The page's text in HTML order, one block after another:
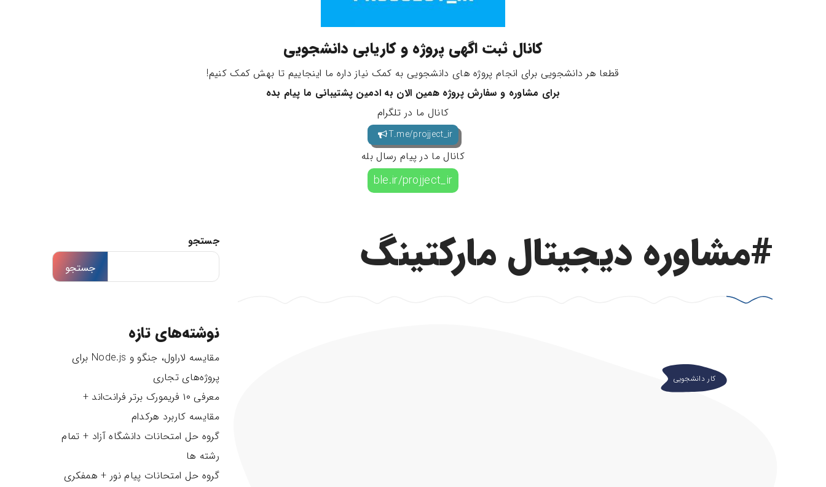
کانال ثبت اگهی پروژه و کاریابی دانشجویی
قطعا هر دانشجویی برای انجام پروژه های دانشجویی به کمک نیاز داره ما اینجاییم تا بهش کمک کنیم!
برای مشاوره و سفارش پروژه همین الان به ادمین پشتیبانی ما پیام بده
کانال ما در تلگرام
T.me/projject_ir
کانال ما در پیام رسال بله
ble.ir/projject_ir
#مشاوره دیجیتال مارکتینگ
کار دانشجویی
جستجو
جستجو
نوشته‌های تازه
مقایسه لاراول، جنگو و Node.js برای
پروژه‌های تجاری
معرفی ۱۰ فریمورک برتر فرانت‌اند +
مقایسه کاربرد هرکدام
گروه حل امتحانات دانشگاه آزاد + تمام
رشته ها
گروه حل امتحانات پیام نور + همفکری